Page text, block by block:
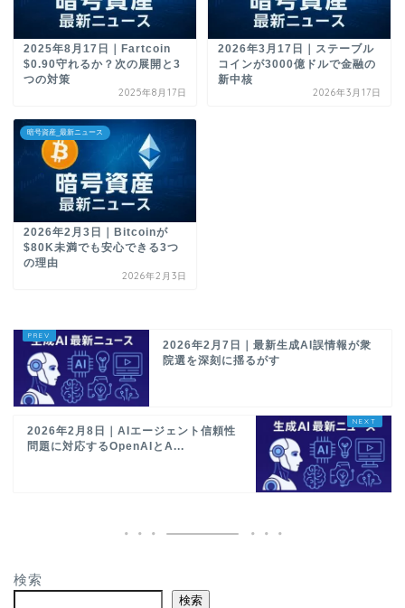
2025年8月17日｜Fartcoin
$0.90守れるか？次の展開と3
つの対策
2025年8月17日
2026年3月17日｜ステーブル
コインが3000億ドルで金融の
新中核
2026年3月17日
暗号資産_最新ニュース
2026年2月3日｜Bitcoinが
$80K未満でも安心できる3つ
の理由
2026年2月3日
2026年2月7日｜最新生成AI誤情報が衆
院選を深刻に揺るがす
2026年2月8日｜AIエージェント信頼性
問題に対応するOpenAIとA...
検索
検索